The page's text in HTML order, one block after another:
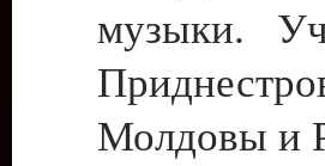
музыки.
Молдовы и